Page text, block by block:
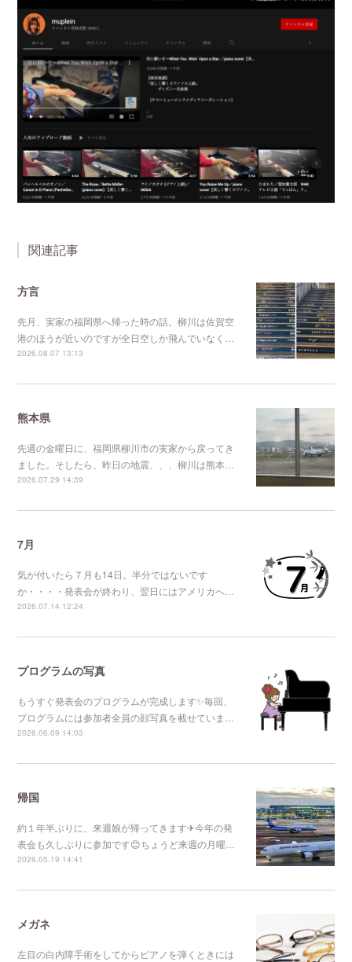
関連記事
方言
先月、実家の福岡県へ帰った時の話。柳川は佐賀空
港のほうが近いのですが全日空しか飛んでいなく…
2026.08.07 13:13
熊本県
先週の金曜日に、福岡県柳川市の実家から戻ってき
ました。そしたら、昨日の地震、、、柳川は熊本…
2026.07.29 14:39
7月
気が付いたら７月も14日。半分ではないです
か・・・・発表会が終わり、翌日にはアメリカへ…
2026.07.14 12:24
プログラムの写真
もうすぐ発表会のプログラムが完成します✨毎回、
プログラムには参加者全員の顔写真を載せていま…
2026.06.09 14:03
帰国
約１年半ぶりに、来週娘が帰ってきます✈今年の発
表会も久しぶりに参加です😊ちょうど来週の月曜…
2026.05.19 14:41
メガネ
左目の白内障手術をしてからピアノを弾くときには